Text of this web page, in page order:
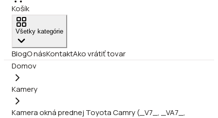
Košík
Všetky kategórie
BlogO násKontaktAko vrátiť tovar
Domov
Kamery
Kamera okná prednej Toyota Camry (_V7_, _VA7_,